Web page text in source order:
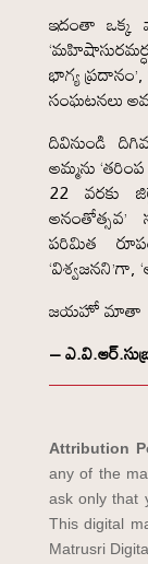
ఇదంతా ఒక్క
భాగ్య
సంఘటనలు
దివినుండి
అమ్మను
22 వరకు
పరిమిత
‘విశ్వజనని’గా,
జయహో మాతా
–
Attribution
any of the
ask only that
This digital
Matrusri